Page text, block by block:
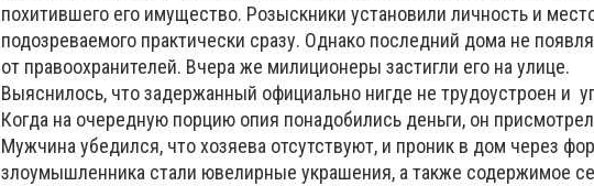
похитившего его имущество. Розыскники установили личность и
подозреваемого практически сразу. Однако последний дома не
от правоохранителей. Вчера же милиционеры застигли его на улице.
Выяснилось, что задержанный официально нигде не трудоустроен и
Когда на очередную порцию опия понадобились деньги, он
Мужчина убедился, что хозяева отсутствуют, и проник в дом через
злоумышленника стали ювелирные украшения, а также содержимое